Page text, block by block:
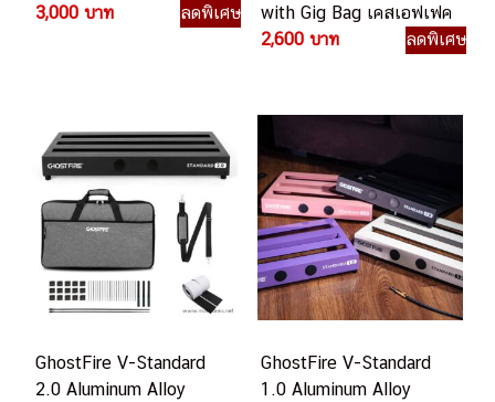
3,000 บาท
ลดพิเศษ
with Gig Bag เคสเอฟเฟค
2,600 บาท
ลดพิเศษ
GhostFire V-Standard
2.0 Aluminum Alloy
GhostFire V-Standard
1.0 Aluminum Alloy